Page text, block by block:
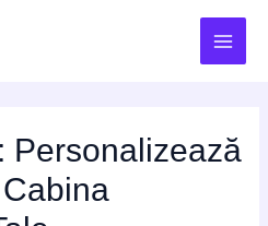
Personalizează